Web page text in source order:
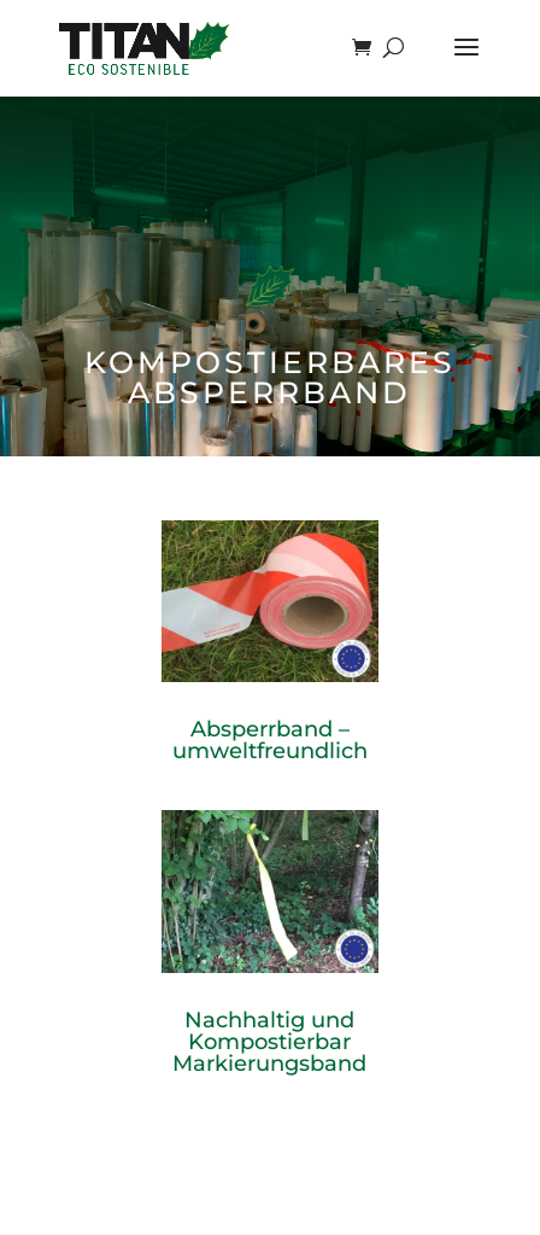
KOMPOSTIERBARES
ABSPERRBAND
Absperrband –
umweltfreundlich
Nachhaltig und
Kompostierbar
Markierungsband